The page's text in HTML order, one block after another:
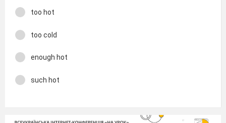
too hot
too cold
enough hot
such hot